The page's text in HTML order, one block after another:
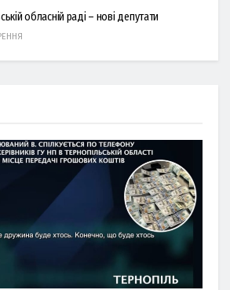
обласній раді – нові депутати